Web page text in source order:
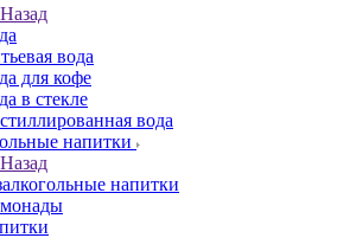
Назад
вода
для кофе
в стекле
вода
напитки
Назад
напитки